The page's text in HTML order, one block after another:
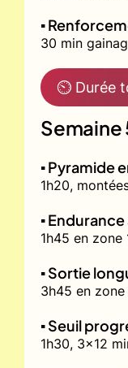
▪️
30 min
⏲ Durée
Semaine
▪️ Pyramide
1h20,
▪️
1h45 en zone
▪️ Sortie
3h45 en zone
▪️ Seuil
1h30, 3x12